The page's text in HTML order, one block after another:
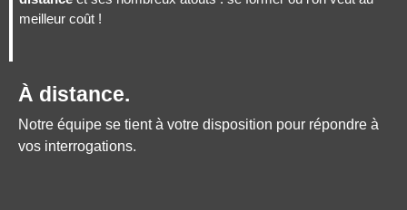
meilleur coût !
À distance.
Notre équipe se tient à votre disposition pour répondre à
vos interrogations.